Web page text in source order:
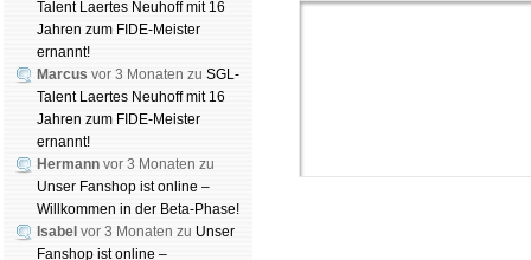
Talent Laertes Neuhoff mit 16
Jahren zum FIDE-Meister
ernannt!
Marcus vor 3 Monaten zu SGL-
Talent Laertes Neuhoff mit 16
Jahren zum FIDE-Meister
ernannt!
Hermann vor 3 Monaten zu
Unser Fanshop ist online –
Willkommen in der Beta-Phase!
Isabel vor 3 Monaten zu Unser
Fanshop ist online –